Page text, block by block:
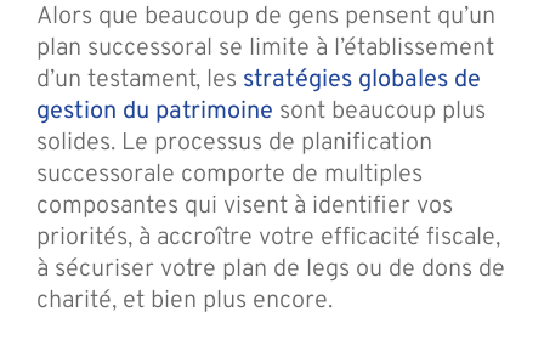
Alors que beaucoup de gens pensent qu’un
plan successoral se limite à l’établissement
d’un testament, les stratégies globales de
gestion du patrimoine sont beaucoup plus
solides. Le processus de planification
successorale comporte de multiples
composantes qui visent à identifier vos
priorités, à accroître votre efficacité fiscale,
à sécuriser votre plan de legs ou de dons de
charité, et bien plus encore.